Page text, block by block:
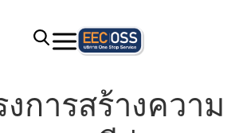
งการสร้างความ